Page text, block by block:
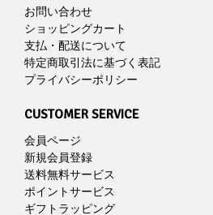
お問い合わせ
ショッピングカート
支払・配送について
特定商取引法に基づく表記
プライバシーポリシー
CUSTOMER SERVICE
会員ページ
新規会員登録
送料無料サービス
ポイントサービス
ギフトラッピング